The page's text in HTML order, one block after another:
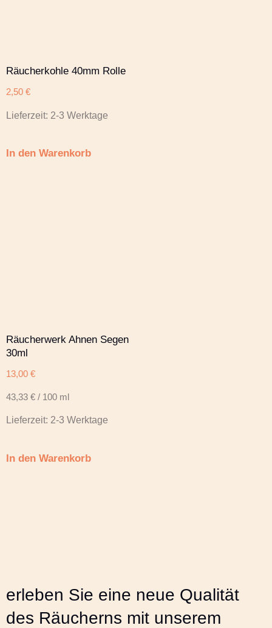
Räucherkohle 40mm Rolle
2,50 €
Lieferzeit: 2-3 Werktage
In den Warenkorb
Räucherwerk Ahnen Segen
30ml
13,00 €
43,33 € / 100 ml
Lieferzeit: 2-3 Werktage
In den Warenkorb
erleben Sie eine neue Qualität
des Räucherns mit unserem